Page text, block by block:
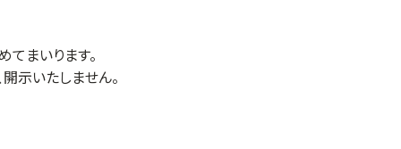
まいります。
示いたしません。